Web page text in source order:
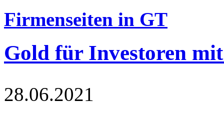
Firmenseiten in GT
Gold für Investoren
28.06.2021